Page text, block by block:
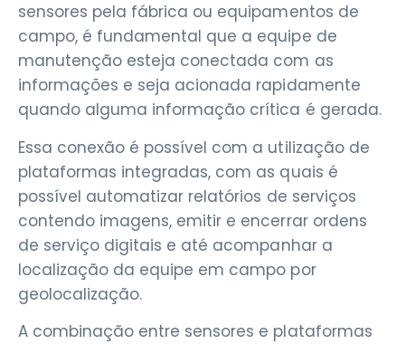
sensores pela fábrica ou equipamentos de
campo, é fundamental que a equipe de
manutenção esteja conectada com as
informações e seja acionada rapidamente
quando alguma informação crítica é gerada.
Essa conexão é possível com a utilização de
plataformas integradas, com as quais é
possível automatizar relatórios de serviços
contendo imagens, emitir e encerrar ordens
de serviço digitais e até acompanhar a
localização da equipe em campo por
geolocalização.
A combinação entre sensores e plataformas